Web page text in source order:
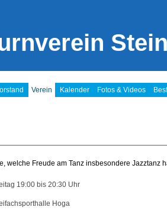
Verein Kalender Fotos & Videos
welche Freude am Tanz insbesondere Jazztanz
19:00 bis 20:30 Uhr
Hoga